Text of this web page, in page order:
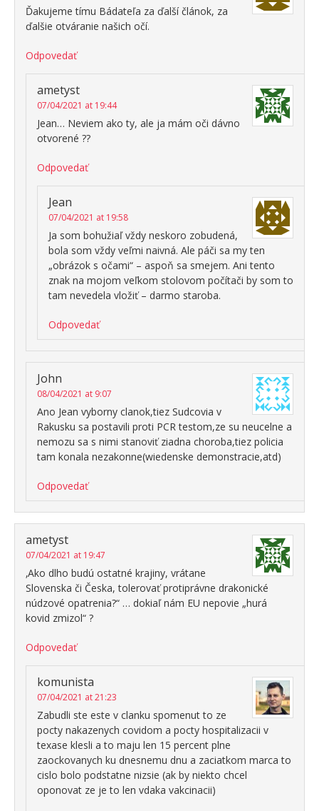
Ďakujeme tímu Bádateľa za ďalší článok, za
ďalšie otváranie našich očí.
Odpovedať
ametyst
07/04/2021 at 19:44
Jean… Neviem ako ty, ale ja mám oči dávno
otvorené ?️?️
Odpovedať
Jean
07/04/2021 at 19:58
Ja som bohužiaľ vždy neskoro zobudená,
bola som vždy veľmi naivná. Ale páči sa my ten
„obrázok s očami“ – aspoň sa smejem. Ani tento
znak na mojom veľkom stolovom počítači by som to
tam nevedela vložiť – darmo staroba.
Odpovedať
John
08/04/2021 at 9:07
Ano Jean vyborny clanok,tiez Sudcovia v
Rakusku sa postavili proti PCR testom,ze su neucelne a
nemozu sa s nimi stanoviť ziadna choroba,tiez policia
tam konala nezakonne(wiedenske demonstracie,atd)
Odpovedať
ametyst
07/04/2021 at 19:47
‚Ako dlho budú ostatné krajiny, vrátane
Slovenska či Česka, tolerovať protiprávne drakonické
núdzové opatrenia?“ … dokiaľ nám EU nepovie „hurá
kovid zmizol“ ?
Odpovedať
komunista
07/04/2021 at 21:23
Zabudli ste este v clanku spomenut to ze
pocty nakazenych covidom a pocty hospitalizacii v
texase klesli a to maju len 15 percent plne
zaockovanych ku dnesnemu dnu a zaciatkom marca to
cislo bolo podstatne nizsie (ak by niekto chcel
oponovat ze je to len vdaka vakcinacii)